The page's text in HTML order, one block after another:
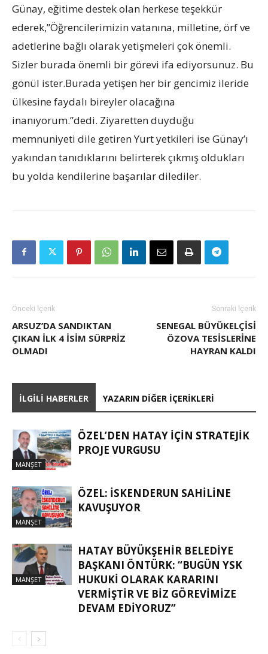
Günay, eğitime destek olan herkese teşekkür
ederek,”Öğrencilerimizin vatanına, milletine, örf ve
adetlerine bağlı olarak yetişmeleri çok önemli.
Sizler burada önemli bir görevi ifa ediyorsunuz. Bu
gönül ister.Burada yetişen her bir gencimiz ileride
ülkesine faydalı bireyler olacağına
inanıyorum.”dedi. Ziyaretten duyduğu
memnuniyeti dile getiren Yurt yetkileri ise Günay’ı
yakından tanıdıklarını belirterek çıkmış oldukları
bu yolda kendilerine başarılar dilediler.
Önceki İçerik
ARSUZ’DA SANDIKTAN
ÇIKAN ILK 4 ISIM SÜRPRIZ
OLMADI
Sonraki İçerik
SENEGAL BÜYÜKELÇISI
ÖZOVA TESISLERINE
HAYRAN KALDI
İLGILI HABERLER YAZARIN DIĞER İÇERIKLERI
MANŞET
ÖZEL’DEN HATAY İÇIN STRATEJIK
PROJE VURGUSU
MANŞET
ÖZEL: İSKENDERUN SAHİLİNE
KAVUŞUYOR
MANŞET
HATAY BÜYÜKŞEHIR BELEDIYE
BAŞKANI ÖNTÜRK: “BUGÜN YSK
HUKUKI OLARAK KARARINI
VERMIŞTIR VE BIZ GÖREVIMIZE
DEVAM EDIYORUZ”